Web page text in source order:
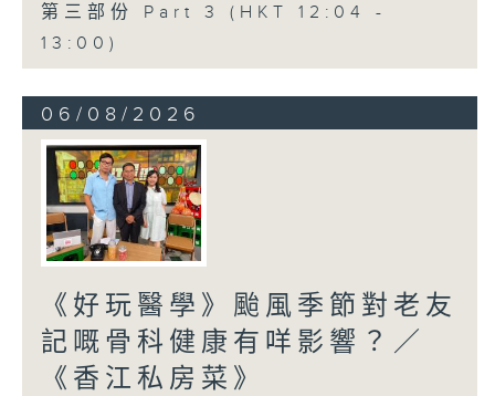
第三部份 Part 3 (HKT 12:04 -
13:00)
06/08/2026
《好玩醫學》颱風季節對老友
記嘅骨科健康有咩影響？／
《香江私房菜》